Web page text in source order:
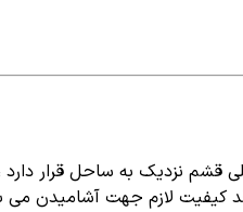
قشم نزدیک به ساحل قرار دارد
کیفیت لازم جهت آشامیدن